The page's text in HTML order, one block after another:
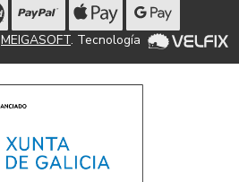
MEIGASOFT. Tecnología